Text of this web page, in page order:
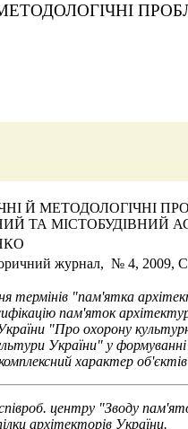
Й МЕТОДОЛОГІЧНІ
ТА МІСТОБУДІВНИЙ
журнал, № 4, 2009,
термінів "пам'ятка
пам'яток
України "Про охорону
України" у
характер об'єктів
центру "Зводу
архітекторів України.